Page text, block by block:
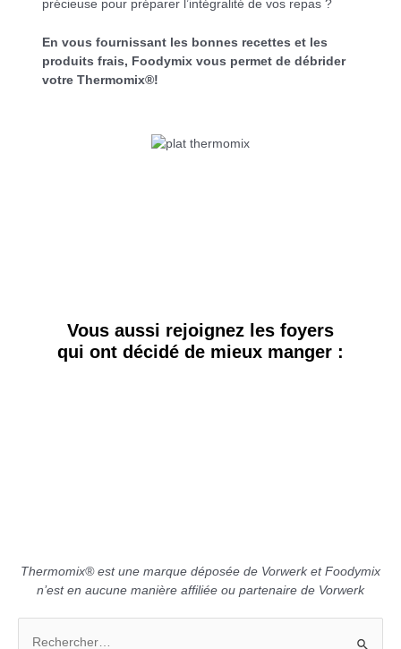
précieuse pour préparer l’intégralité de vos repas ?
En vous fournissant les bonnes recettes et les
produits frais, Foodymix vous permet de débrider
votre Thermomix®!
Vous aussi rejoignez les foyers
qui ont décidé de mieux manger :
Thermomix® est une marque déposée de Vorwerk et Foodymix
n’est en aucune manière affiliée ou partenaire de Vorwerk